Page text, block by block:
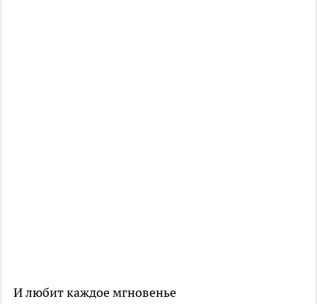
И любит каждое мгновенье